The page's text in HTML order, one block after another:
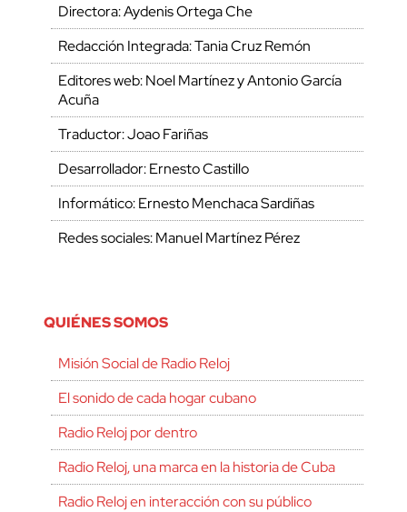
Directora: Aydenis Ortega Che
Redacción Integrada: Tania Cruz Remón
Editores web: Noel Martínez y Antonio García
Acuña
Traductor: Joao Fariñas
Desarrollador: Ernesto Castillo
Informático: Ernesto Menchaca Sardiñas
Redes sociales: Manuel Martínez Pérez
QUIÉNES SOMOS
Misión Social de Radio Reloj
El sonido de cada hogar cubano
Radio Reloj por dentro
Radio Reloj, una marca en la historia de Cuba
Radio Reloj en interacción con su público